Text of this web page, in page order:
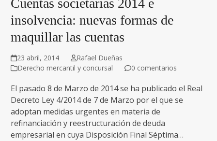
Cuentas societarias 2014 e
insolvencia: nuevas formas de
maquillar las cuentas
23 abril, 2014
Rafael Dueñas
Derecho mercantil y concursal
0 comentarios
El pasado 8 de Marzo de 2014 se ha publicado el Real
Decreto Ley 4/2014 de 7 de Marzo por el que se
adoptan medidas urgentes en materia de
refinanciación y reestructuración de deuda
empresarial en cuya Disposición Final Séptima…